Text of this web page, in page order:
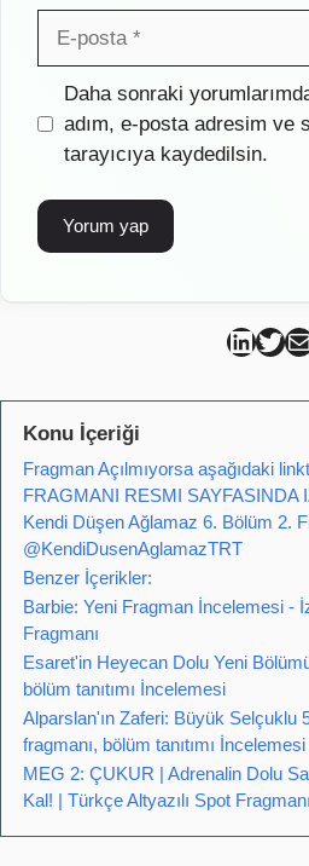
posta
İnternet
sitesi
Daha sonraki
adım, e-posta adresim ve
tarayıcıya kaydedilsin.
Can KütahyaCan Kütahya
Can
Konu İçeriği
Fragman Açılmıyorsa aşağıdaki
FRAGMANI RESMI SAYFASINDA
Kendi Düşen Ağlamaz 6. Bölüm 2.
@KendiDusenAglamazTRT
Benzer İçerikler:
Barbie: Yeni Fragman İncelemesi -
Fragmanı
Esaret'in Heyecan Dolu Yeni
bölüm tanıtımı İncelemesi
Alparslan'ın Zaferi: Büyük Selçuklu
fragmanı, bölüm tanıtımı İncelemesi
MEG 2: ÇUKUR | Adrenalin Dolu
Kal! | Türkçe Altyazılı Spot Fragmanı